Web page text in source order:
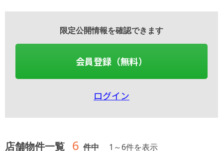
限定公開情報を確認できます
会員登録（無料）
ログイン
店舗物件一覧 6 件中 1 ～6件を表示